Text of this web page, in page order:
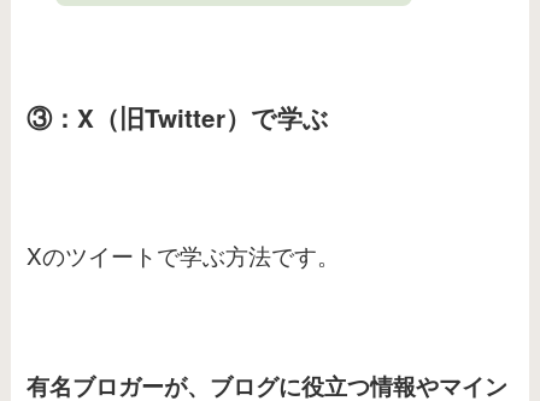
③：X（旧Twitter）で学ぶ
Xのツイートで学ぶ方法です。
有名ブロガーが、ブログに役立つ情報やマイン